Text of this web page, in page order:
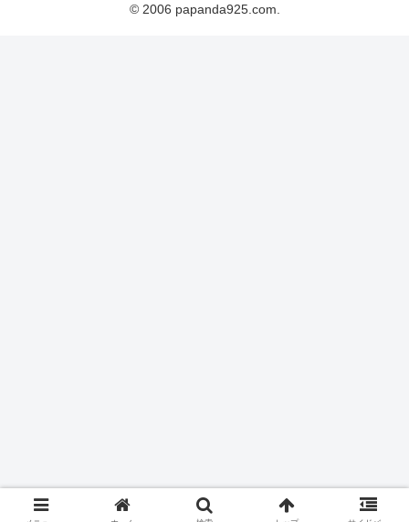
© 2006 papanda925.com.